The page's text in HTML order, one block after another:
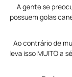
A gente se
possuem golas
Ao contrário de
leva isso MUITO a